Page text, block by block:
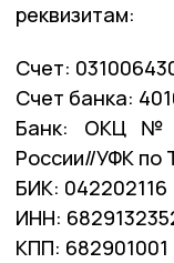
реквизитам:
Счет:
Счет банка:
Банк: ОКЦ №
России//УФК по
БИК: 042202116
ИНН:
КПП: 682901001